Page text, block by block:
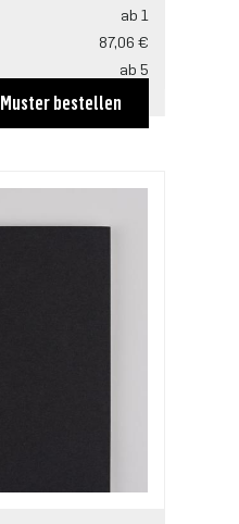
ab 1
87,06 €
ab 5
49,75 €
Muster bestellen